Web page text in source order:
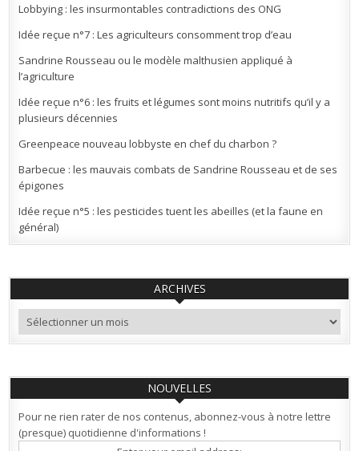
Lobbying : les insurmontables contradictions des ONG
Idée reçue n°7 : Les agriculteurs consomment trop d’eau
Sandrine Rousseau ou le modèle malthusien appliqué à
l’agriculture
Idée reçue n°6 : les fruits et légumes sont moins nutritifs qu’il y a
plusieurs décennies
Greenpeace nouveau lobbyste en chef du charbon ?
Barbecue : les mauvais combats de Sandrine Rousseau et de ses
épigones
Idée reçue n°5 : les pesticides tuent les abeilles (et la faune en
général)
ARCHIVES
Archives
NOUVELLES
Pour ne rien rater de nos contenus, abonnez-vous à notre lettre
(presque) quotidienne d'informations !